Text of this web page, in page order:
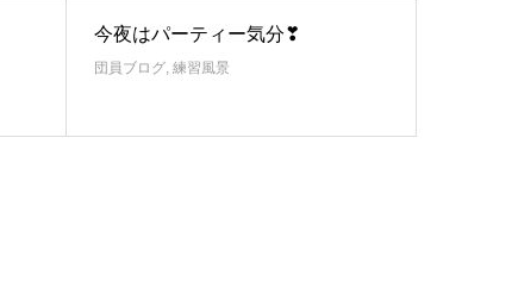
今夜はパーティー気分❣
団員ブログ, 練習風景